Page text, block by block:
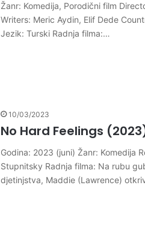
Žanr: Komedija, Porodični film
Writers: Meric Aydin, Elif Dede
Jezik: Turski Radnja filma:…
10/03/2023
No Hard Feelings
Godina: 2023 (juni) Žanr: Komedija
Stupnitsky Radnja filma: Na rubu
djetinjstva, Maddie (Lawrence)